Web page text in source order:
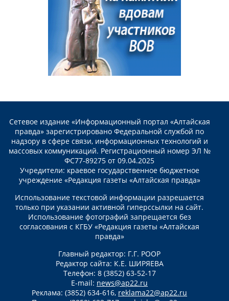
Сетевое издание «Информационный портал «Алтайская
правда» зарегистрировано Федеральной службой по
надзору в сфере связи, информационных технологий и
массовых коммуникаций. Регистрационный номер ЭЛ №
ФС77-89275 от 09.04.2025
Учредители: краевое государственное бюджетное
учреждение «Редакция газеты «Алтайская правда»
Использование текстовой информации разрешается
только при указании активной гиперссылки на сайт.
Использование фотографий запрещается без
согласования с КГБУ «Редакция газеты «Алтайская
правда»
Главный редактор: Г.Г. РООР
Редактор сайта: К.Е. ШИРЯЕВА
Телефон: 8 (3852) 63-52-17
E-mail: news@ap22.ru
Реклама: (3852) 634-616, reklama22@ap22.ru